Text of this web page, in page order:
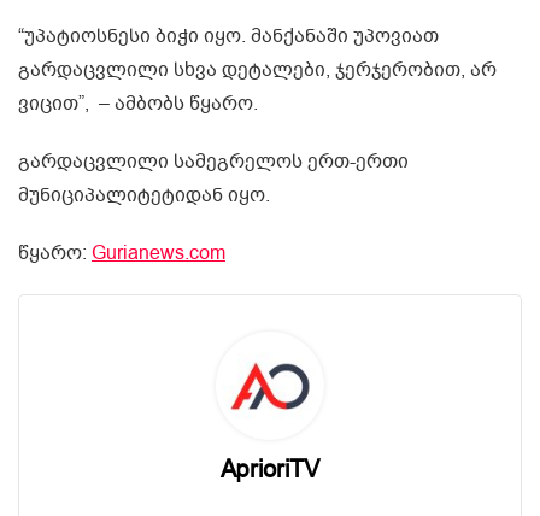
“უპატიოსნესი ბიჭი იყო. მანქანაში უპოვიათ
გარდაცვლილი სხვა დეტალები, ჯერჯერობით, არ
ვიცით”, – ამბობს წყარო.
გარდაცვლილი სამეგრელოს ერთ-ერთი
მუნიციპალიტეტიდან იყო.
წყარო: Gurianews.com
AprioriTV